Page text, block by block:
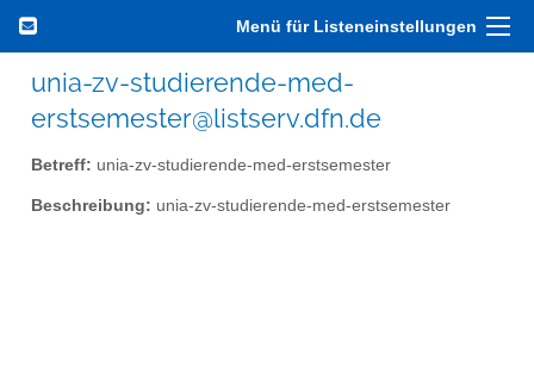
Menü für Listeneinstellungen
unia-zv-studierende-med-
erstsemester@listserv.dfn.de
Betreff: unia-zv-studierende-med-erstsemester
Beschreibung: unia-zv-studierende-med-erstsemester